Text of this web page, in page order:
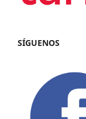
SÍGUENOS